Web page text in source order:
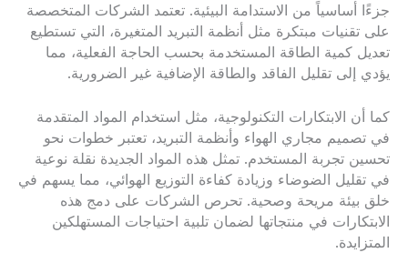
جزءًا أساسياً من الاستدامة البيئية. تعتمد الشركات المتخصصة
على تقنيات مبتكرة مثل أنظمة التبريد المتغيرة، التي تستطيع
تعديل كمية الطاقة المستخدمة بحسب الحاجة الفعلية، مما
يؤدي إلى تقليل الفاقد والطاقة الإضافية غير الضرورية.
كما أن الابتكارات التكنولوجية، مثل استخدام المواد المتقدمة
في تصميم مجاري الهواء وأنظمة التبريد، تعتبر خطوات نحو
تحسين تجربة المستخدم. تمثل هذه المواد الجديدة نقلة نوعية
في تقليل الضوضاء وزيادة كفاءة التوزيع الهوائي، مما يسهم في
خلق بيئة مريحة وصحية. تحرص الشركات على دمج هذه
الابتكارات في منتجاتها لضمان تلبية احتياجات المستهلكين
المتزايدة.